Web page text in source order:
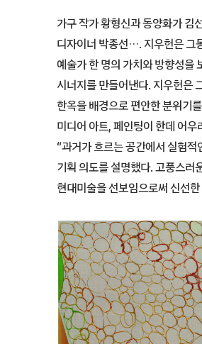
가구 작가 황형신과 동양화가 김
디자이너 박종선···. 지우헌은
예술가 한 명의 가치와 방향성을
시너지를 만들어낸다. 지우헌은
한옥을 배경으로 편안한 분위기
미디어 아트, 페인팅이 한데 어
“과거가 흐르는 공간에서 실험적
기획 의도를 설명했다. 고풍스러
현대미술을 선보임으로써 신선